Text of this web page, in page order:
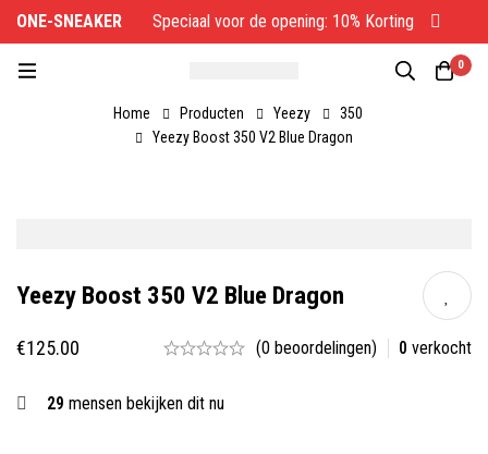
ONE-SNEAKER Speciaal voor de opening: 10% Korting
0
Home Producten Yeezy
350
Yeezy Boost 350 V2 Blue Dragon
Yeezy Boost 350 V2 Blue Dragon
€125.00 (0 beoordelingen) 0 verkocht
29 mensen bekijken dit nu